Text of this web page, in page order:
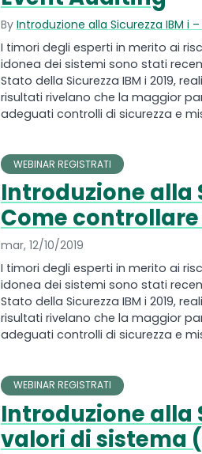
By Introduzione alla Sicurezza IBM i
I timori degli esperti in merito ai
idonea dei sistemi sono stati
Stato della Sicurezza IBM i 2019,
risultati rivelano che la maggior
adeguati controlli di sicurezza e
WEBINAR REGISTRATI
Introduzione alla
Come
mar, 12/10/2019
I timori degli esperti in merito ai
idonea dei sistemi sono stati
Stato della Sicurezza IBM i 2019,
risultati rivelano che la maggior
adeguati controlli di sicurezza e
WEBINAR REGISTRATI
Introduzione alla
valori di sistema